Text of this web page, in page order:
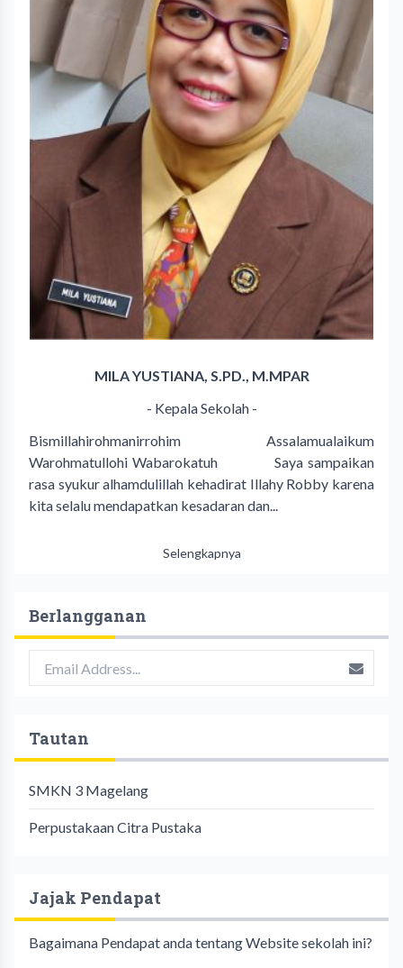
MILA YUSTIANA, S.PD., M.MPAR
- Kepala Sekolah -
Bismillahirohmanirrohim Assalamualaikum
Warohmatullohi Wabarokatuh Saya sampaikan
rasa syukur alhamdulillah kehadirat Illahy Robby karena
kita selalu mendapatkan kesadaran dan...
Selengkapnya
Berlangganan
Tautan
SMKN 3 Magelang
Perpustakaan Citra Pustaka
Jajak Pendapat
Bagaimana Pendapat anda tentang Website sekolah ini?